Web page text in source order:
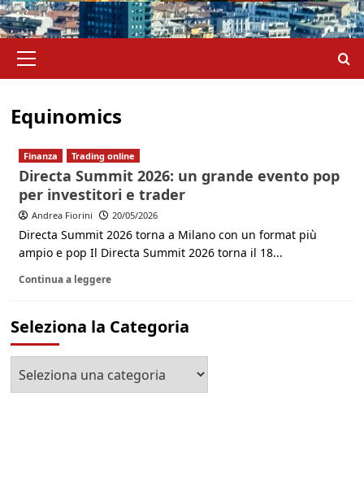
principale
Equinomics
Finanza Trading online
Directa Summit 2026: un grande evento pop
per investitori e trader
Andrea Fiorini 20/05/2026
Directa Summit 2026 torna a Milano con un format più
ampio e pop Il Directa Summit 2026 torna il 18...
Continua a leggere
Seleziona la Categoria
la